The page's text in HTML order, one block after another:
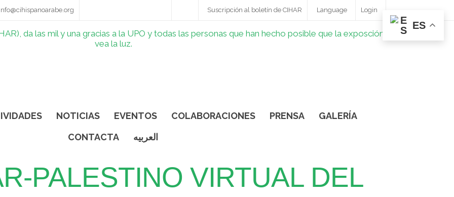
Login
Language
Suscripción al boletín de CIHAR
NOTICIAS EVENTOS COLABORACIONES PRENSA
GALERÍA
CONTACTA
العربيه
PALESTINO VIRTUAL DEL
ES